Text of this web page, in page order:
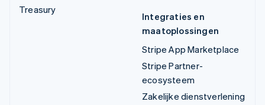
Treasury
Integraties en
maatoplossingen
Stripe App Marketplace
Stripe Partner-
ecosysteem
Zakelijke dienstverlening